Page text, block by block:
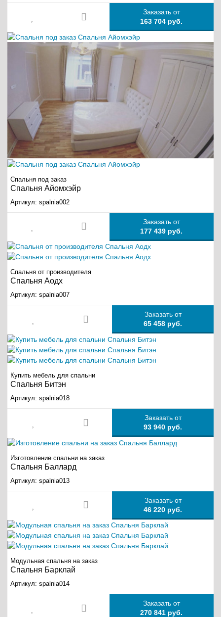
Заказать от
163 704 руб.
Спальня под заказ
Спальня Айомхэйр
Артикул: spalnia002
Заказать от
177 439 руб.
Спальня от производителя
Спальня Аодх
Артикул: spalnia007
Заказать от
65 458 руб.
Купить мебель для спальни
Спальня Битэн
Артикул: spalnia018
Заказать от
93 940 руб.
Изготовление спальни на заказ
Спальня Баллард
Артикул: spalnia013
Заказать от
46 220 руб.
Модульная спальня на заказ
Спальня Барклай
Артикул: spalnia014
Заказать от
270 841 руб.